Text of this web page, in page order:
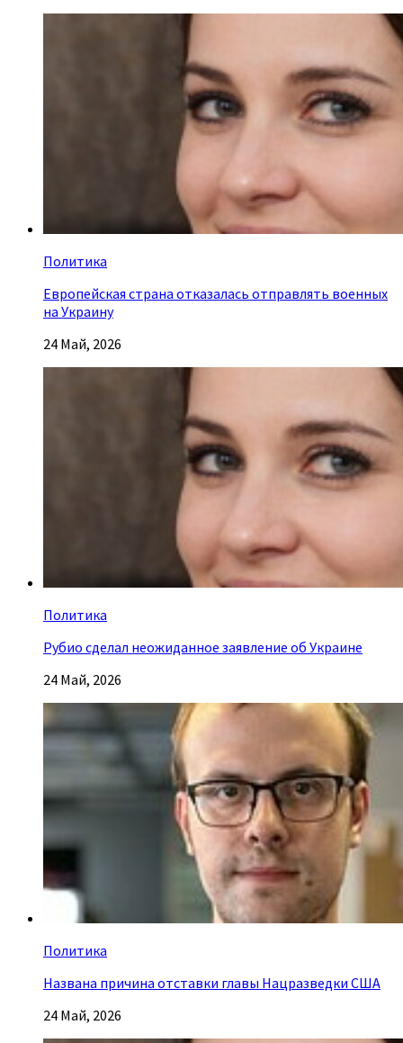
Политика
Европейская страна отказалась отправлять военных
на Украину
24 Май, 2026
Политика
Рубио сделал неожиданное заявление об Украине
24 Май, 2026
Политика
Названа причина отставки главы Нацразведки США
24 Май, 2026